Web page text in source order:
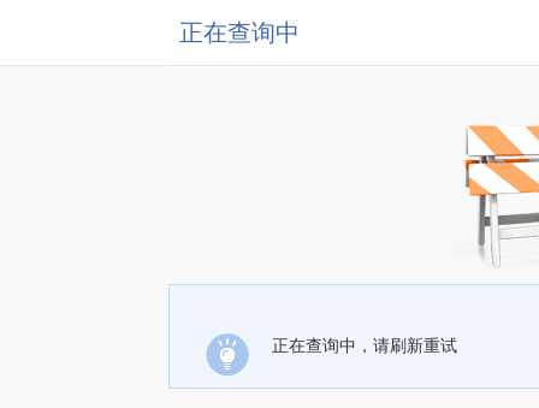
正在查询中
正在查询中，请刷新重试